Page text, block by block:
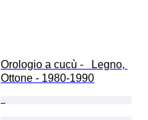
Orologio a cucù -   Legno,
Ottone - 1980-1990